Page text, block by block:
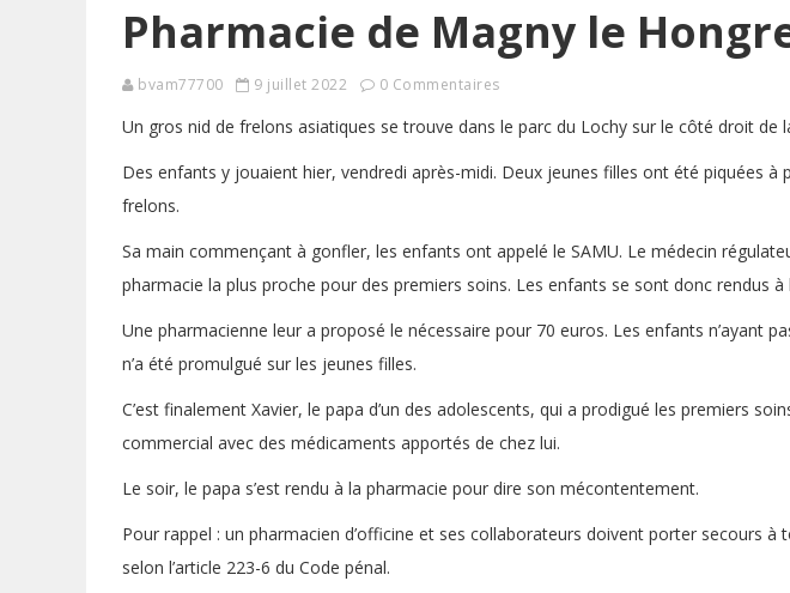
Pharmacie de Magny le
bvam77700 9 juillet 2022 0 Commentaires
Un gros nid de frelons asiatiques se trouve dans le parc du Lochy sur le côté droit de
Des enfants y jouaient hier, vendredi après-midi. Deux jeunes filles ont été piquées à
frelons.
Sa main commençant à gonfler, les enfants ont appelé le SAMU. Le médecin
pharmacie la plus proche pour des premiers soins. Les enfants se sont donc rendus
Une pharmacienne leur a proposé le nécessaire pour 70 euros. Les enfants n’ayant
n’a été promulgué sur les jeunes filles.
C’est finalement Xavier, le papa d’un des adolescents, qui a prodigué les premiers
commercial avec des médicaments apportés de chez lui.
Le soir, le papa s’est rendu à la pharmacie pour dire son mécontentement.
Pour rappel : un pharmacien d’officine et ses collaborateurs doivent porter secours à
selon l’article 223-6 du Code pénal.